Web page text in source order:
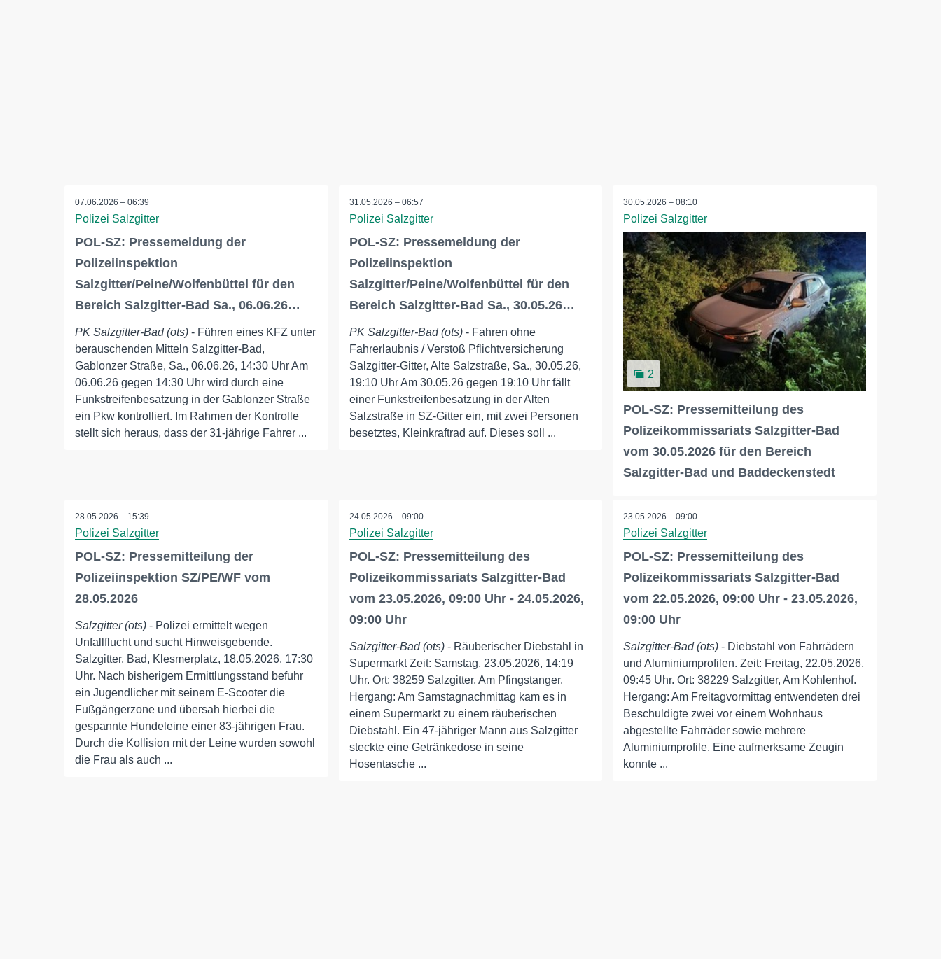
07.06.2026 – 06:39
Polizei Salzgitter
POL-SZ: Pressemeldung der
Polizeiinspektion
Salzgitter/Peine/Wolfenbüttel für den
Bereich Salzgitter-Bad Sa., 06.06.26…
PK Salzgitter-Bad (ots) - Führen eines KFZ unter
berauschenden Mitteln Salzgitter-Bad,
Gablonzer Straße, Sa., 06.06.26, 14:30 Uhr Am
06.06.26 gegen 14:30 Uhr wird durch eine
Funkstreifenbesatzung in der Gablonzer Straße
ein Pkw kontrolliert. Im Rahmen der Kontrolle
stellt sich heraus, dass der 31-jährige Fahrer ...
31.05.2026 – 06:57
Polizei Salzgitter
POL-SZ: Pressemeldung der
Polizeiinspektion
Salzgitter/Peine/Wolfenbüttel für den
Bereich Salzgitter-Bad Sa., 30.05.26…
PK Salzgitter-Bad (ots)- Fahren ohne
Fahrerlaubnis / Verstoß Pflichtversicherung
Salzgitter-Gitter, Alte Salzstraße, Sa., 30.05.26,
19:10 Uhr Am 30.05.26 gegen 19:10 Uhr fällt
einer Funkstreifenbesatzung in der Alten
Salzstraße in SZ-Gitter ein, mit zwei Personen
besetztes, Kleinkraftrad auf. Dieses soll ...
30.05.2026 – 08:10
Polizei Salzgitter
2
POL-SZ: Pressemitteilung des
Polizeikommissariats Salzgitter-Bad
vom 30.05.2026 für den Bereich
Salzgitter-Bad und Baddeckenstedt
28.05.2026 – 15:39
Polizei Salzgitter
POL-SZ: Pressemitteilung der
Polizeiinspektion SZ/PE/WF vom
28.05.2026
Salzgitter (ots) - Polizei ermittelt wegen
Unfallflucht und sucht Hinweisgebende.
Salzgitter, Bad, Klesmerplatz, 18.05.2026. 17:30
Uhr. Nach bisherigem Ermittlungsstand befuhr
ein Jugendlicher mit seinem E-Scooter die
Fußgängerzone und übersah hierbei die
gespannte Hundeleine einer 83-jährigen Frau.
Durch die Kollision mit der Leine wurden sowohl
die Frau als auch ...
24.05.2026 – 09:00
Polizei Salzgitter
POL-SZ: Pressemitteilung des
Polizeikommissariats Salzgitter-Bad
vom 23.05.2026, 09:00 Uhr - 24.05.2026,
09:00 Uhr
Salzgitter-Bad (ots)- Räuberischer Diebstahl in
Supermarkt Zeit: Samstag, 23.05.2026, 14:19
Uhr. Ort: 38259 Salzgitter, Am Pfingstanger.
Hergang: Am Samstagnachmittag kam es in
einem Supermarkt zu einem räuberischen
Diebstahl. Ein 47-jähriger Mann aus Salzgitter
steckte eine Getränkedose in seine
Hosentasche ...
23.05.2026 – 09:00
Polizei Salzgitter
POL-SZ: Pressemitteilung des
Polizeikommissariats Salzgitter-Bad
vom 22.05.2026, 09:00 Uhr - 23.05.2026,
09:00 Uhr
Salzgitter-Bad (ots) - Diebstahl von Fahrrädern
und Aluminiumprofilen. Zeit: Freitag, 22.05.2026,
09:45 Uhr. Ort: 38229 Salzgitter, Am Kohlenhof.
Hergang: Am Freitagvormittag entwendeten drei
Beschuldigte zwei vor einem Wohnhaus
abgestellte Fahrräder sowie mehrere
Aluminiumprofile. Eine aufmerksame Zeugin
konnte ...